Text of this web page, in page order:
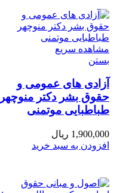
مشاهده سریع
بستن
آزادی های عمومی و
حقوق بشر دکتر منوچهر
طباطبایی موتمنی
1,900,000 ریال
افزودن به سبد خرید